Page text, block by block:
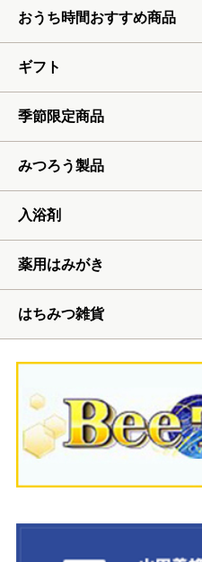
おうち時間おすすめ商品
ギフト
季節限定商品
みつろう製品
入浴剤
薬用はみがき
はちみつ雑貨